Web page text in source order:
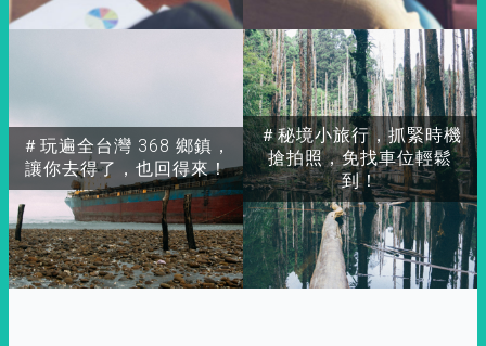
＃玩遍全台灣 368 鄉鎮，
讓你去得了，也回得來！
＃秘境小旅行，抓緊時機
搶拍照，免找車位輕鬆
到！